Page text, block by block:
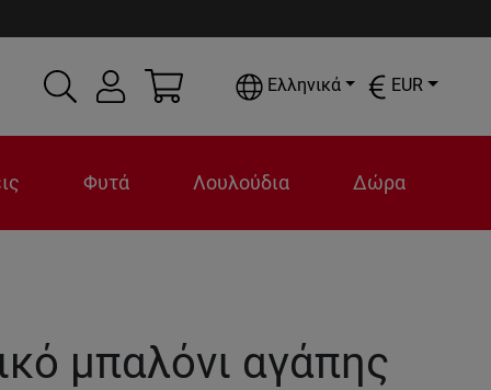
Ελληνικά EUR
Φυτά Λουλούδια Δώρα
μπαλόνι αγάπης